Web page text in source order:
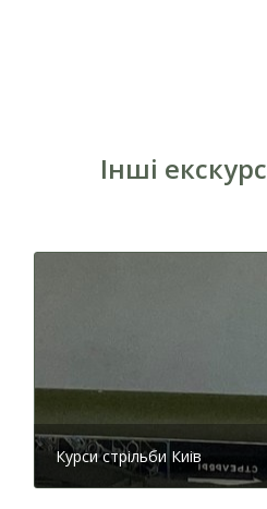
Інші
Курси стрільби Киів